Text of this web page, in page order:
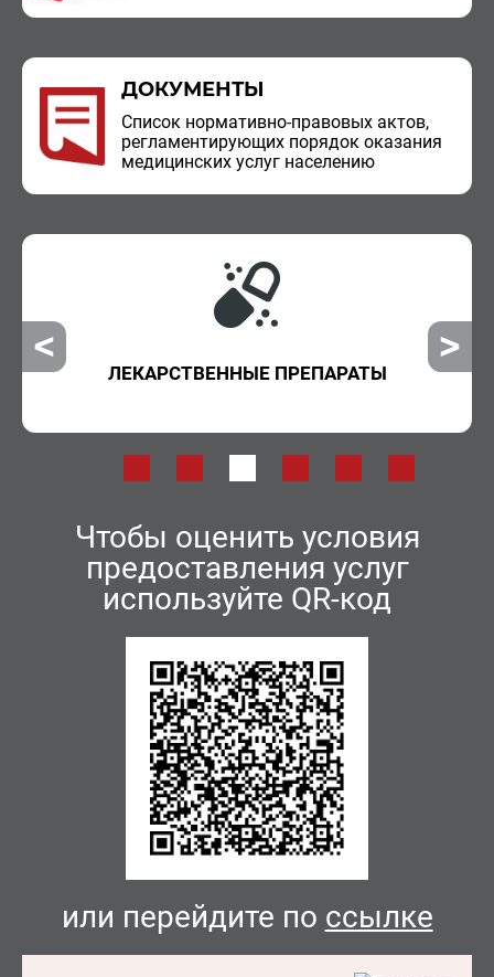
ДОКУМЕНТЫ
Спи­сок нор­ма­тив­но-пра­во­вых актов,
ре­гла­мен­ти­ру­ю­щих по­ря­док ока­за­ния
ме­ди­цин­ских услуг на­се­ле­нию
ЛЕКАРСТВЕННЫЕ ПРЕПАРАТЫ
Чтобы оценить условия
предоставления услуг
используйте QR-код
или перейдите по ссылке